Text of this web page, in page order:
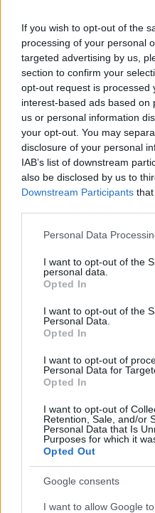
If you wish to opt-out of the
processing of your personal
targeted advertising by us,
section to confirm your
opt-out request is processed
interest-based ads based on
us or personal information
your opt-out. You may
disclosure of your personal
IAB’s list of downstream
also be disclosed by us to
Downstream Participants
Please note that this
not limited to your visit or
grant or deny consent to
use your data for below
consent section.
Personal Data
I want to opt-out of the
personal data.
Opted In
I want to opt-out of the
Personal Data.
Opted In
I want to opt-out of
Personal Data for
Opted In
I want to opt-out of
Retention, Sale, and/or
Personal Data that Is
Purposes for which it
Opted Out
Google consents
I want to allow Google
Continua a leggere
FINANZIAMENTI
Aggiudicazione definitiva per
luglio 2026
Edoardo Vitali · 8 Ago 2026
FINANZIAMENTI